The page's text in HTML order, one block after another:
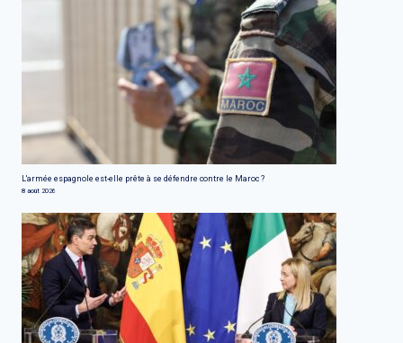
L'armée espagnole est-elle prête à se défendre contre le Maroc ?
8 août 2026